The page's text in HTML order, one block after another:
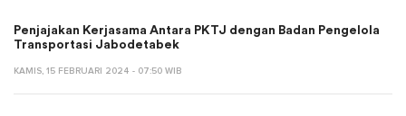
Penjajakan Kerjasama Antara PKTJ dengan Badan Pengelola
Transportasi Jabodetabek
KAMIS, 15 FEBRUARI 2024 - 07:50 WIB